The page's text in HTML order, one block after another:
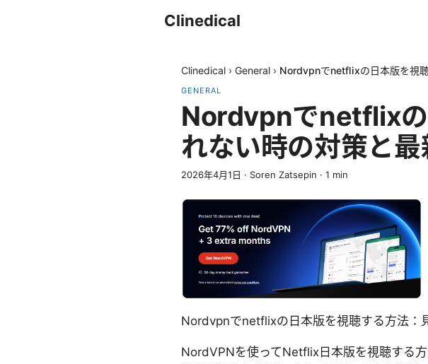
Clinedical
Clinedical › General › Nordvpnでnetflixの日本版を視
GENERAL
Nordvpnでnetflixの
れない時の対策と最
2026年4月1日 · Soren Zatsepin · 1 min
Nordvpnでnetflixの日本版を視聴する方法：
NordVPNを使ってNetflix日本版を視聴する